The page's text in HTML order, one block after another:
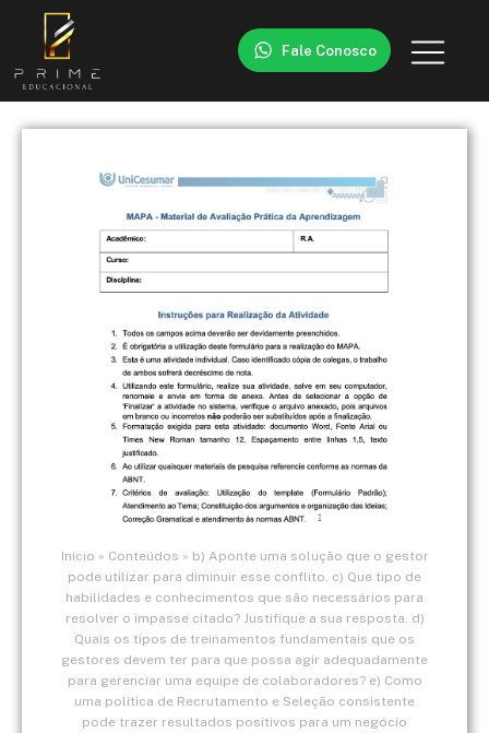
Fale Conosco
Início » Conteúdos » b) Aponte uma solução que o gestor
pode utilizar para diminuir esse conflito. c) Que tipo de
habilidades e conhecimentos que são necessários para
resolver o impasse citado? Justifique a sua resposta. d)
Quais os tipos de treinamentos fundamentais que os
gestores devem ter para que possa agir adequadamente
para gerenciar uma equipe de colaboradores? e) Como
uma política de Recrutamento e Seleção consistente
pode trazer resultados positivos para um negócio